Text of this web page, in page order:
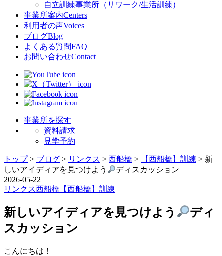
自立訓練事業所（リワーク/生活訓練）
事業所案内Centers
利用者の声Voices
ブログBlog
よくある質問FAQ
お問い合わせContact
事業所を探す
資料請求
見学予約
トップ> ブログ > リンクス > 西船橋 > 【西船橋】訓練 > 新
しいアイディアを見つけよう
ディスカッション
2026-05-22
リンクス西船橋 【西船橋】訓練
新しいアイディアを見つけよう
ディ
スカッション
こんにちは！